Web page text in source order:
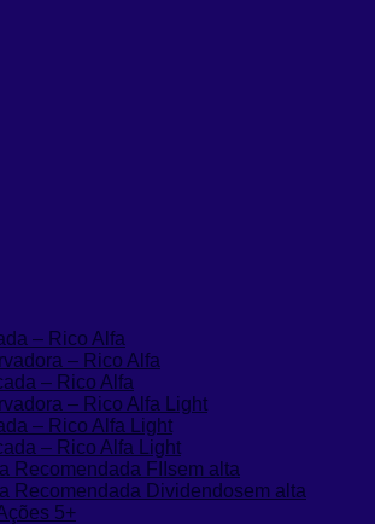
– Rico Alfa
– Rico Alfa
– Rico Alfa
– Rico Alfa Light
– Rico Alfa Light
– Rico Alfa Light
Recomendada FIIsem alta
Recomendada Dividendosem alta
5+